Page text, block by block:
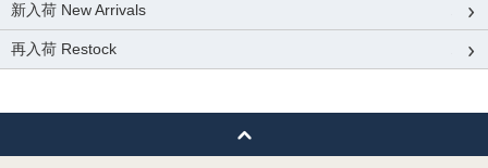
新入荷 New Arrivals
再入荷 Restock